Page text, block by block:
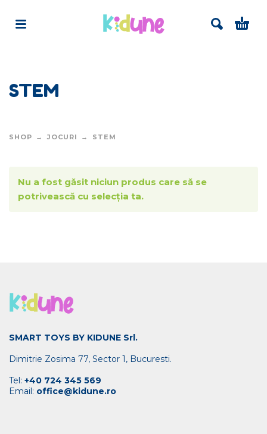
STEM
SHOP JOCURI STEM
Nu a fost găsit niciun produs care să se
potrivească cu selecția ta.
SMART TOYS BY KIDUNE Srl.
Dimitrie Zosima 77, Sector 1, Bucuresti.
Tel: +40 724 345 569
Email: office@kidune.ro